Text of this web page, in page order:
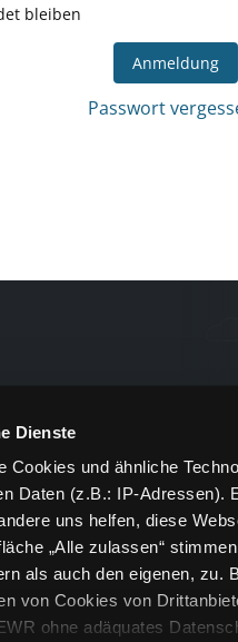
Dienste
Cookies und ähnliche
Daten (z.B.: IP-Adressen).
uns helfen, diese
„Alle zulassen“
als auch den eigenen, zu.
von Cookies von
ohne adäquates
bleiben
Passwort